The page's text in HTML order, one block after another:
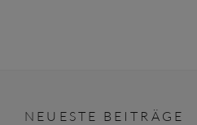
NEUESTE BEITRÄGE